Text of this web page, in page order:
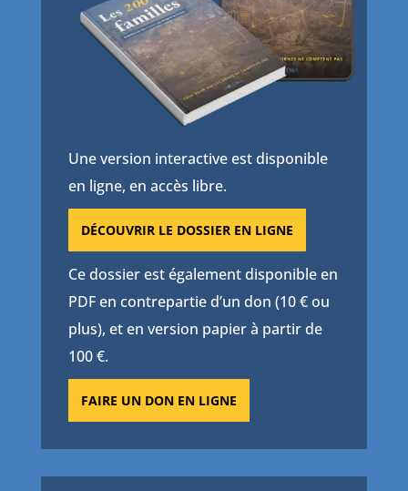
Une version interactive est disponible
en ligne, en accès libre.
DÉCOUVRIR LE DOSSIER EN LIGNE
Ce dossier est également disponible en
PDF en contrepartie d’un don (10 € ou
plus), et en version papier à partir de
100 €.
FAIRE UN DON EN LIGNE